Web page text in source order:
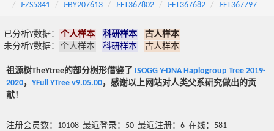
J-ZS5341
J-BY207613 J-FT367802 J-FT367682 J-FT367797
已分析Y数据： 个人样本 科研样本
古人样本
未分析Y数据：
个人样本 科研样本 古人样本
祖源树TheYtree的部分树形借鉴了 ISOGG Y-DNA Haplogroup Tree 2019-
2020， YFull YTree v9.05.00，感谢以上网站对人类父系研究做出的贡
献！
注册会员数：10108 最近登录：50 最近注册：6 在线：581